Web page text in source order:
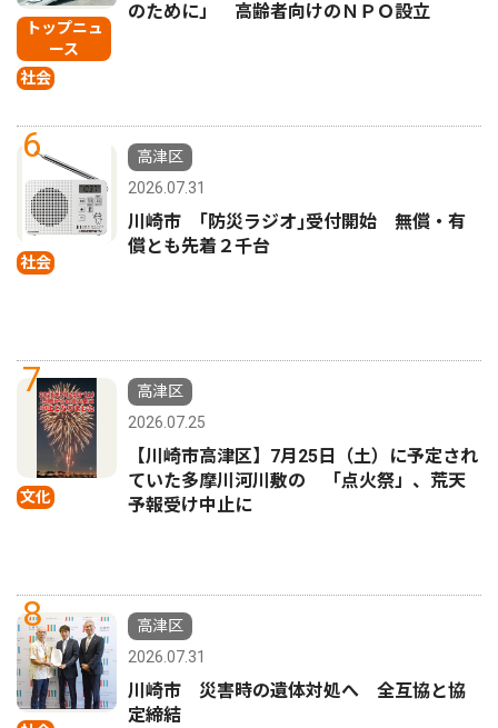
トップニュ
ース
社会
のために」 高齢者向けのＮＰＯ設立
6
社会
高津区
2026.07.31
川崎市 ｢防災ラジオ｣受付開始 無償・有
償とも先着２千台
7
文化
高津区
2026.07.25
【川崎市高津区】7月25日（土）に予定され
ていた多摩川河川敷の 「点火祭」、荒天
予報受け中止に
8
高津区
2026.07.31
川崎市 災害時の遺体対処へ 全互協と協
定締結